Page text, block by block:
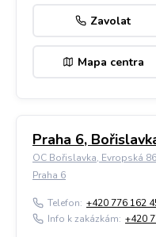
Zavolat
Mapa centra
Praha 6,
OC Bořislavka, Evropská
Praha 6
Telefon: +420 776 162
Info k zakázkám: +420